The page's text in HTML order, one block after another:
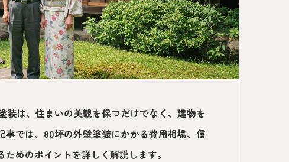
は、住まいの美観を保つだけでなく、建物を
では、80坪の外壁塗装にかかる費用相場、信
めのポイントを詳しく解説します。